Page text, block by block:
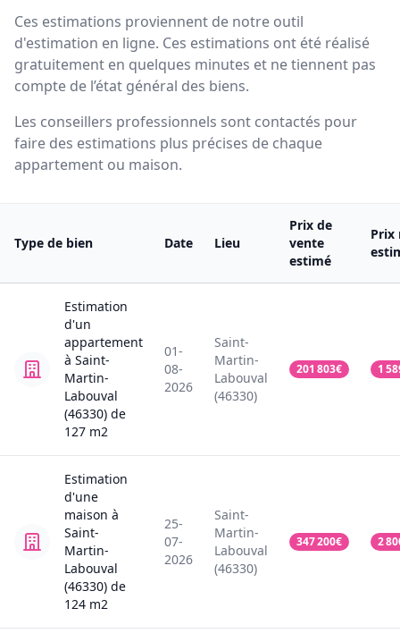
Ces estimations proviennent de notre outil
d'estimation en ligne. Ces estimations ont été réalisé
gratuitement en quelques minutes et ne tiennent pas
compte de l’état général des biens.
Les conseillers professionnels sont contactés pour
faire des estimations plus précises de chaque
appartement ou maison.
Type de bien Date Lieu
Prix de
vente
estimé
Prix
Estimation
d'un
appartement
à Saint-
Martin-
Labouval
(46330) de
127 m2
01-
08-
2026
Saint-
Martin-
Labouval
(46330)
201 803€ 1
Estimation
d'une
maison à
Saint-
Martin-
Labouval
(46330) de
124 m2
25-
07-
2026
Saint-
Martin-
Labouval
(46330)
347 200€ 2